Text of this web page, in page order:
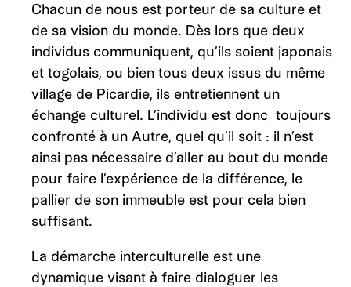
Chacun de nous est porteur de sa culture et
de sa vision du monde. Dès lors que deux
individus communiquent, qu’ils soient japonais
et togolais, ou bien tous deux issus du même
village de Picardie, ils entretiennent un
échange culturel. L’individu est donc toujours
confronté à un Autre, quel qu’il soit : il n’est
ainsi pas nécessaire d’aller au bout du monde
pour faire l’expérience de la différence, le
pallier de son immeuble est pour cela bien
suffisant.
La démarche interculturelle est une
dynamique visant à faire dialoguer les